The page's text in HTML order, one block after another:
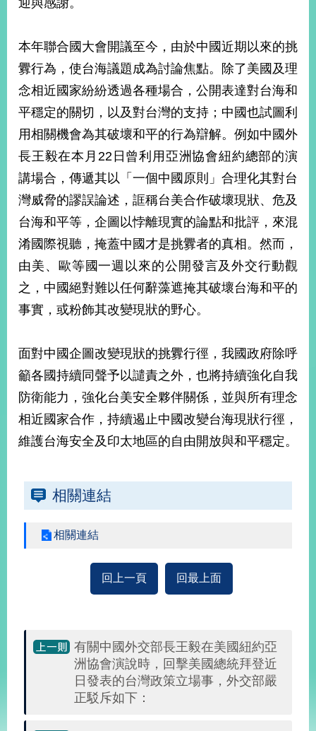
頁
站
導
覽
關
於
本
部
新
中
心
外
交
資
訊
國
與
國
際
傳
播
資
公
站
迎與感謝。
本年聯合國大會開議至今，由於中國近期以來的挑
釁行為，使台海議題成為討論焦點。除了美國及理
念相近國家紛紛透過各種場合，公開表達對台海和
平穩定的關切，以及對台灣的支持；中國也試圖利
用相關機會為其破壞和平的行為辯解。例如中國外
長王毅在本月22日曾利用亞洲協會紐約總部的演
講場合，傳遞其以「一個中國原則」合理化其對台
灣威脅的謬誤論述，誆稱台美合作破壞現狀、危及
台海和平等，企圖以悖離現實的論點和批評，來混
淆國際視聽，掩蓋中國才是挑釁者的真相。然而，
由美、歐等國一週以來的公開發言及外交行動觀
之，中國絕對難以任何辭藻遮掩其破壞台海和平的
事實，或粉飾其改變現狀的野心。
面對中國企圖改變現狀的挑釁行徑，我國政府除呼
籲各國持續同聲予以譴責之外，也將持續強化自我
防衛能力，強化台美安全夥伴關係，並與所有理念
相近國家合作，持續遏止中國改變台海現狀行徑，
維護台海安全及印太地區的自由開放與和平穩定。
相關連結
相關連結
回上一頁 回最上面
有關中國外交部長王毅在美國紐約亞
洲協會演說時，回擊美國總統拜登近
日發表的台灣政策立場事，外交部嚴
正駁斥如下：